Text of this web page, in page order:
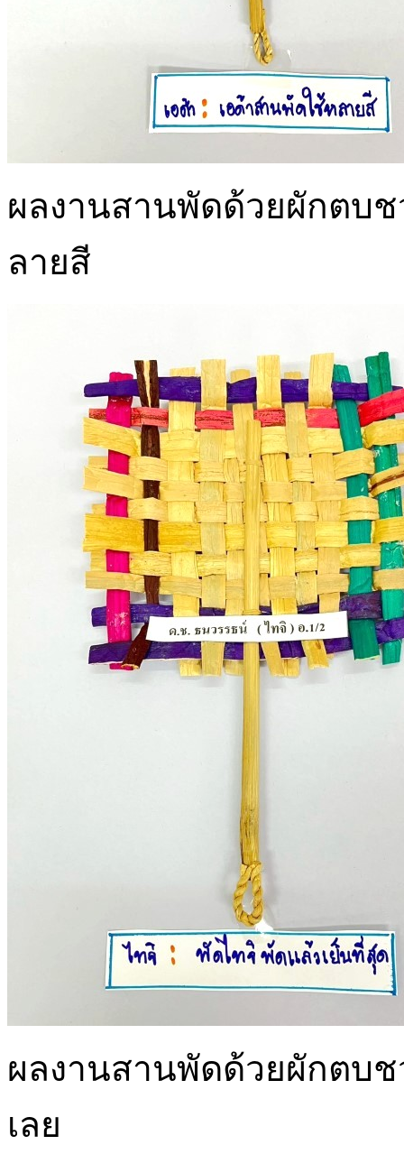
ผลงานสานพัดด้วยผักตบช
ลายสี
ผลงานสานพัดด้วยผักตบ
เลย